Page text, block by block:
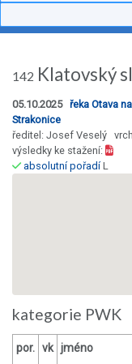
142 Klatovský
05.10.2025 řeka Otava
Strakonice
ředitel: Josef Veselý
výsledky ke stažení:
absolutní pořadíL
kategorie PWK
por. vk jméno